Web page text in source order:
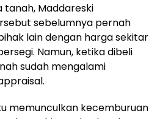
Maddareski
sebelumnya pernah
lain dengan harga sekitar
Namun, ketika dibeli
sudah mengalami
memunculkan kecemburuan